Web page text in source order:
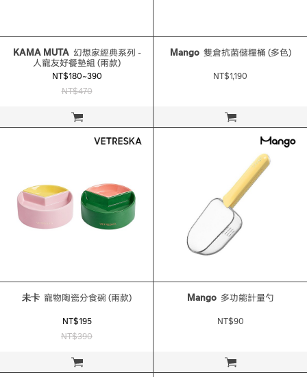
立即購買
KAMA MUTA幻想家經典系列 -
人寵友好餐墊組 (兩款)
NT$180~390
NT$470
立即購買
Mango 雙倉抗菌儲糧桶 (多色)
NT$1,190
立即購買
未卡 寵物陶瓷分食碗 (兩款)
NT$195
NT$390
立即購買
Mango 多功能計量勺
NT$90